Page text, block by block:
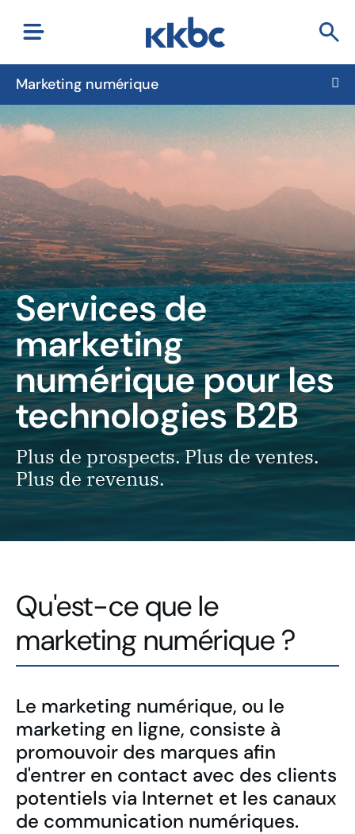
Marketing numérique
Services de
marketing
numérique pour les
technologies B2B
Plus de prospects. Plus de ventes.
Plus de revenus.
Qu'est-ce que le
marketing numérique ?
Le marketing numérique, ou le
marketing en ligne, consiste à
promouvoir des marques afin
d'entrer en contact avec des clients
potentiels via Internet et les canaux
de communication numériques.